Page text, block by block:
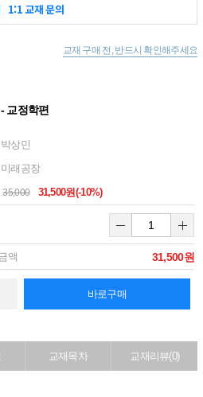
1:1 교재 문의
교재 구매 전, 반드시 확인해주세요
교정학편
박상민
미래공장
35,000 31,500원(-10%)
액 31,500원
바로구매
교재목차 교재리뷰(0)